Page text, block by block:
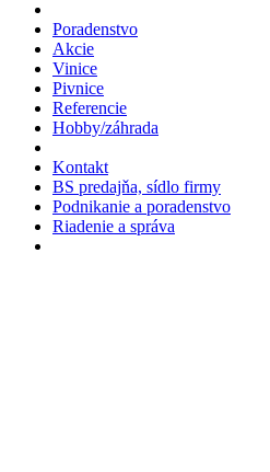
Poradenstvo
Akcie
Vinice
Pivnice
Referencie
Hobby/záhrada
Kontakt
BS predajňa, sídlo firmy
Podnikanie a poradenstvo
Riadenie a správa